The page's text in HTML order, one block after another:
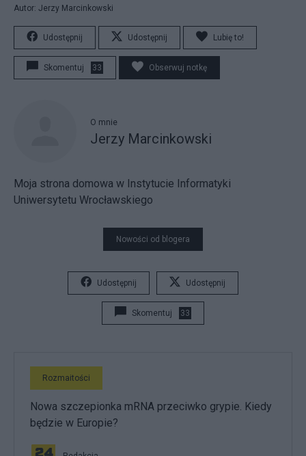
Autor: Jerzy Marcinkowski
Udostępnij Udostępnij Lubię to!
Skomentuj 33 Obserwuj notkę
O mnie
Jerzy Marcinkowski
Moja strona domowa w Instytucie Informatyki
Uniwersytetu Wrocławskiego
Nowości od blogera
Udostępnij Udostępnij
Skomentuj 33
Rozmaitości
Nowa szczepionka mRNA przeciwko grypie. Kiedy
będzie w Europie?